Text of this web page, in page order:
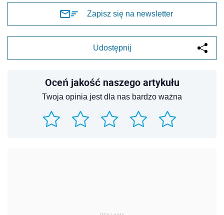
Zapisz się na newsletter
Udostępnij
Oceń jakość naszego artykułu
Twoja opinia jest dla nas bardzo ważna